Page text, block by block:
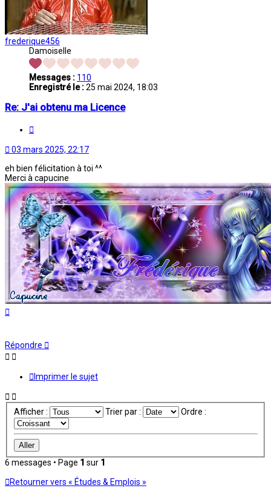
frederique456
Damoiselle
Messages : 110
Enregistré le :25 mai 2024, 18:03
Re: J'ai obtenu ma Licence
03 mars 2025, 22:17
eh bien félicitation à toi ^^
Merci à capucine
Répondre
Imprimer le sujet
Afficher : Trier par : Ordre :
6 messages • Page 1 sur 1
Retourner vers « Études & Emplois »